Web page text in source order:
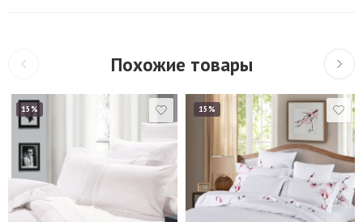
Похожие товары
15% 15%